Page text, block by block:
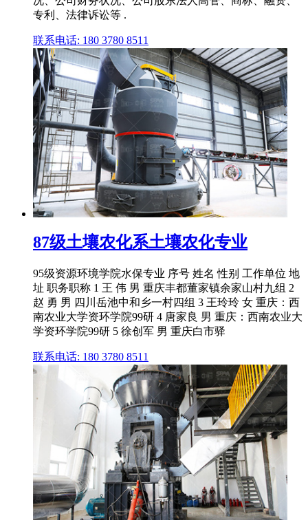
专利、法律诉讼等 .
联系电话: 180 3780 8511
87级土壤农化系土壤农化专业
95级资源环境学院水保专业 序号 姓名 性别 工作单位 地
址 职务职称 1 王 伟 男 重庆丰都董家镇余家山村九组 2
赵 勇 男 四川岳池中和乡一村四组 3 王玲玲 女 重庆：西
南农业大学资环学院99研 4 唐家良 男 重庆：西南农业大
学资环学院99研 5 徐创军 男 重庆白市驿
联系电话: 180 3780 8511